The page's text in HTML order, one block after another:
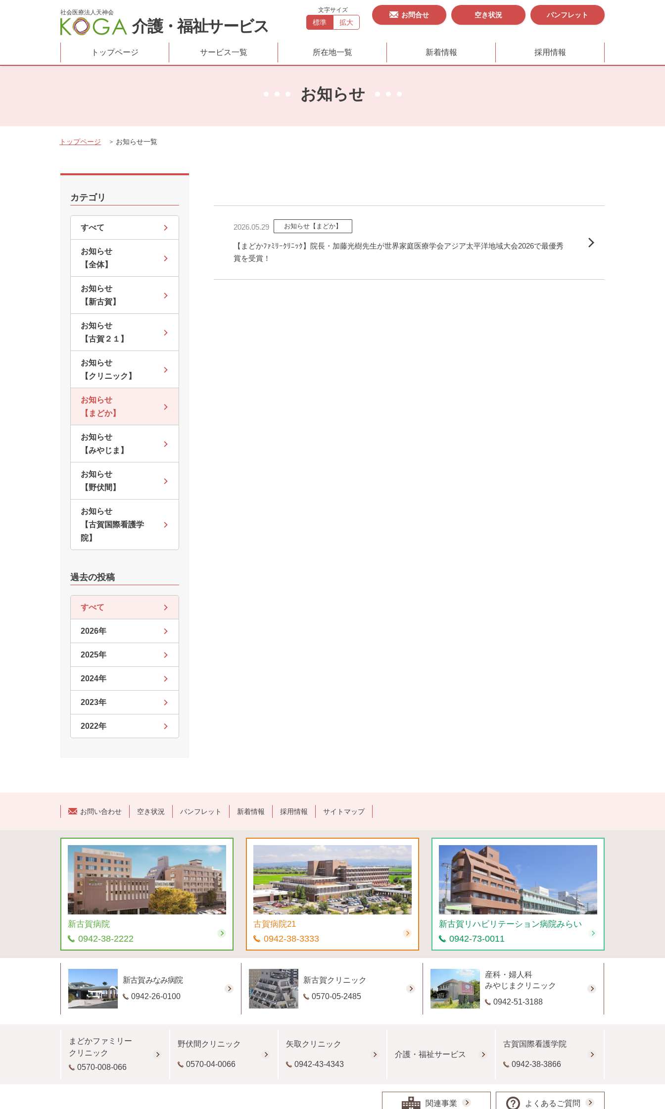
社会医療法人天神会
介護・福祉サービス
文字サイズ
標準 拡大
お問合せ 空き状況 パンフレット
トップページ サービス一覧 所在地一覧 新着情報 採用情報
お知らせ
トップページ お知らせ一覧
カテゴリ
すべて
お知らせ
【全体】
お知らせ
【新古賀】
お知らせ
【古賀２１】
お知らせ
【クリニック】
お知らせ
【まどか】
お知らせ
【みやじま】
お知らせ
【野伏間】
お知らせ
【古賀国際看護学
院】
過去の投稿
すべて
2026年
2025年
2024年
2023年
2022年
2026.05.29 お知らせ【まどか】
【まどかﾌｧﾐﾘｰｸﾘﾆｯｸ】院長・加藤光樹先生が世界家庭医療学会アジア太平洋地域大会2026で最優秀
賞を受賞！
お問い合わせ 空き状況 パンフレット 新着情報 採用情報 サイトマップ
新古賀病院
0942-38-2222
古賀病院21
0942-38-3333
新古賀リハビリテーション病院みらい
0942-73-0011
新古賀みなみ病院
0942-26-0100
新古賀クリニック
0570-05-2485
産科・婦人科
みやじまクリニック
0942-51-3188
まどかファミリー
クリニック
0570-008-066
野伏間クリニック
0570-04-0066
矢取クリニック
0942-43-4343
介護・福祉サービス
古賀国際看護学院
0942-38-3866
関連事業 よくあるご質問